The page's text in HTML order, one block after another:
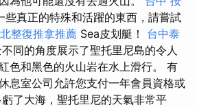
些真正的特殊和活躍的東西，請嘗試
整復推拿推薦 Sea皮划艇！ 台中泰
同的角度展示了聖托里尼島的令人
色和黑色的火山岩在水上滑行。 有
息室公司允許您支付一年會員資格或
了大海，聖托里尼的天氣非常平